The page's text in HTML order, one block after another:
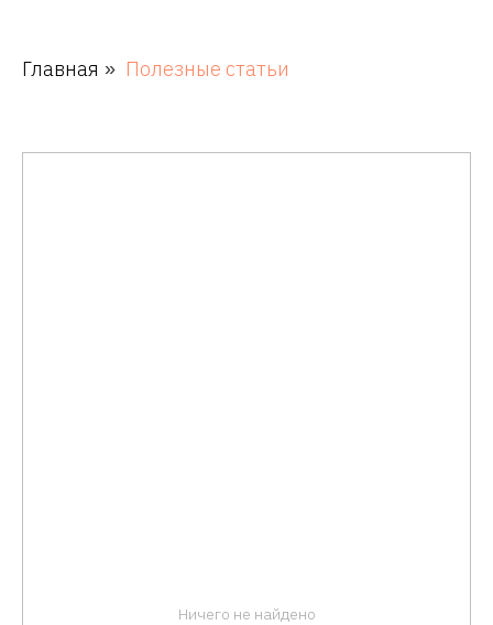
Главная » Полезные статьи
Ничего не найдено